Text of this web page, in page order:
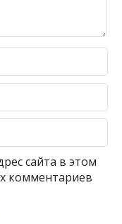
сайта в этом
комментариев